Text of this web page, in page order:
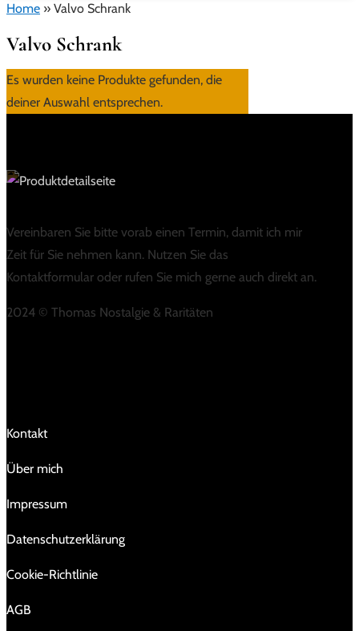
Home » Valvo Schrank
Valvo Schrank
Es wurden keine Produkte gefunden, die
deiner Auswahl entsprechen.
Vereinbaren Sie bitte vorab einen Termin, damit ich mir
Zeit für Sie nehmen kann. Nutzen Sie das
Kontaktformular oder rufen Sie mich gerne auch direkt an.
2024 © Thomas Nostalgie & Raritäten
Kontakt
Über mich
Impressum
Da­ten­schutz­er­klä­rung
Cookie-Richtlinie
AGB